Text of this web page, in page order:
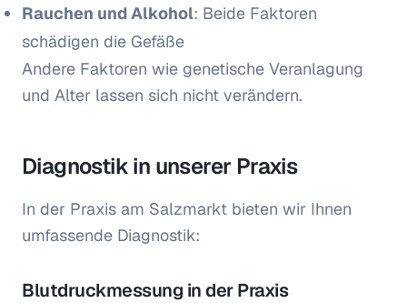
Rauchen und Alkohol: Beide Faktoren
schädigen die Gefäße
Andere Faktoren wie genetische Veranlagung
und Alter lassen sich nicht verändern.
Diagnostik in unserer Praxis
In der Praxis am Salzmarkt bieten wir Ihnen
umfassende Diagnostik:
Blutdruckmessung in der Praxis